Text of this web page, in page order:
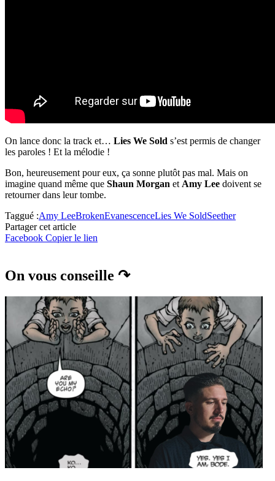
On lance donc la track et… Lies We Sold s’est permis de changer
les paroles ! Et la mélodie !
Bon, heureusement pour eux, ça sonne plutôt pas mal. Mais on
imagine quand même que Shaun Morgan et Amy Lee doivent se
retourner dans leur tombe.
Taggué :Amy LeeBrokenEvanescenceLies We SoldSeether
Partager cet article
Facebook Copier le lien
On vous conseille ↷